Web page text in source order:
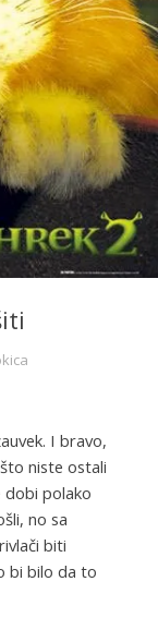
I bravo,
niste ostali
dobi polako
no sa
biti
bi bilo da to